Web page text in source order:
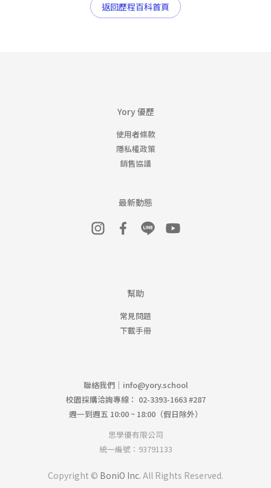
返回歷程百科首頁
Yory 優歷
使用者條款
隱私權政策
銷售協議
最新動態
幫助
常見問題
下載手冊
聯絡我們｜ info@yory.school
校園採購洽詢專線： 02-3393-1663 #287
週一到週五 10:00 ~ 18:00（假日除外）
思學優有限公司
統一編號：93791133
Copyright © BoniO Inc. All Rights Reserved.